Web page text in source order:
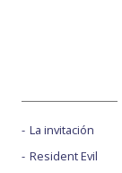
La invitación
Resident Evil